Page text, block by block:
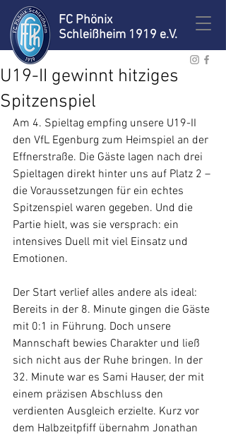
FC Phönix
Schleißheim 1919 e.V.
U19-II gewinnt hitziges
Spitzenspiel
Am 4. Spieltag empfing unsere U19-II
den VfL Egenburg zum Heimspiel an der
Effnerstraße. Die Gäste lagen nach drei
Spieltagen direkt hinter uns auf Platz 2 –
die Voraussetzungen für ein echtes
Spitzenspiel waren gegeben. Und die
Partie hielt, was sie versprach: ein
intensives Duell mit viel Einsatz und
Emotionen.
Der Start verlief alles andere als ideal:
Bereits in der 8. Minute gingen die Gäste
mit 0:1 in Führung. Doch unsere
Mannschaft bewies Charakter und ließ
sich nicht aus der Ruhe bringen. In der
32. Minute war es Sami Hauser, der mit
einem präzisen Abschluss den
verdienten Ausgleich erzielte. Kurz vor
dem Halbzeitpfiff übernahm Jonathan